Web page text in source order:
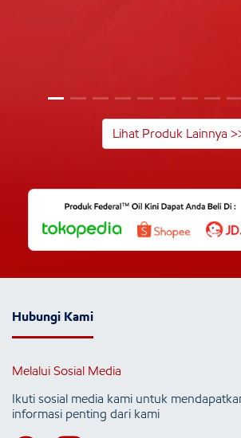
Lihat Produk Lainnya
Hubungi Kami
Melalui Sosial Media
Ikuti sosial media kami untuk
informasi penting dari kami